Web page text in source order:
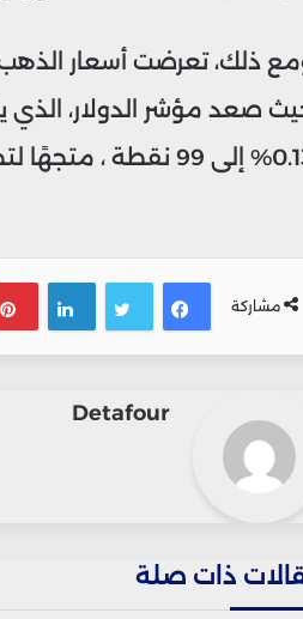
ذلك، تعرضت أسعار الذهب
صعد مؤشر الدولار،
لتحقيق مكاسب شهرية تفوق 3%.
مشاركة
فيسبوك
تويتر
Detafour
ذات صلة